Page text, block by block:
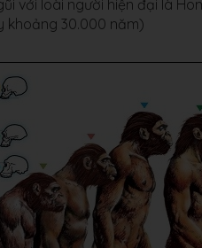
với loài người hiện đại là
khoảng 30.000 năm)